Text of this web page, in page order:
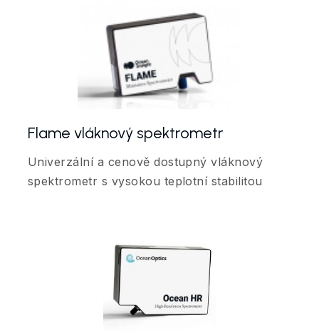
Flame vláknový spektrometr
Univerzální a cenově dostupný vláknový
spektrometr s vysokou teplotní stabilitou